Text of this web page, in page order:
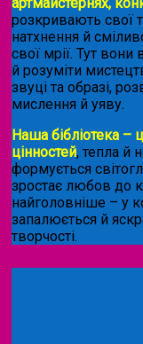
розкривають свої
натхнення й
свої мрії. Тут вони
й розуміти
звуці та образі,
мислення й уяву.
Наша бібліотека –
цінностей, тепла й
формується
зростає любов до
найголовніше – у
запалюється й
творчості.